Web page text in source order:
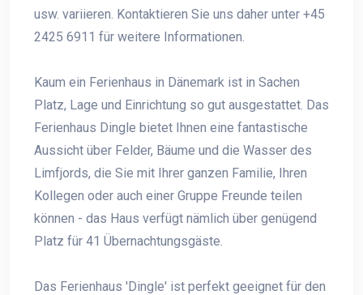
usw. variieren. Kontaktieren Sie uns daher unter +45
2425 6911 für weitere Informationen.
Kaum ein Ferienhaus in Dänemark ist in Sachen
Platz, Lage und Einrichtung so gut ausgestattet. Das
Ferienhaus Dingle bietet Ihnen eine fantastische
Aussicht über Felder, Bäume und die Wasser des
Limfjords, die Sie mit Ihrer ganzen Familie, Ihren
Kollegen oder auch einer Gruppe Freunde teilen
können - das Haus verfügt nämlich über genügend
Platz für 41 Übernachtungsgäste.
Das Ferienhaus 'Dingle' ist perfekt geeignet für den